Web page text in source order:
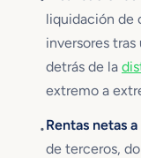
liquidación de
inversores
detrás de la
extremo a
•Rentas netas
de terceros,